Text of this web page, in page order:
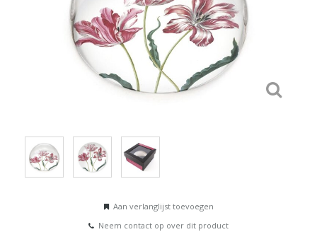
Aan verlanglijst toevoegen
Neem contact op over dit product